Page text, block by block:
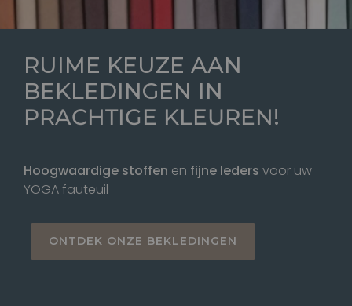
RUIME KEUZE AAN
BEKLEDINGEN IN
PRACHTIGE KLEUREN!
Hoogwaardige stoffen en fijne leders voor uw
YOGA fauteuil
ONTDEK ONZE BEKLEDINGEN